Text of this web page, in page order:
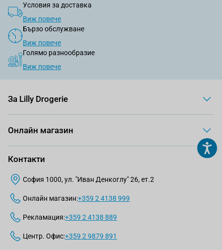
Условия за доставка
Виж повече
Бързо обслужване
Виж повече
Голямо разнообразие
Виж повече
За Lilly Drogerie
Онлайн магазин
Контакти
София 1000, ул. "Иван Денкоглу" 26, ет.2
Онлайн магазин:+359 2 4138 999
Рекламация:+359 2 4138 889
Центр. Офис:+359 2 9879 891